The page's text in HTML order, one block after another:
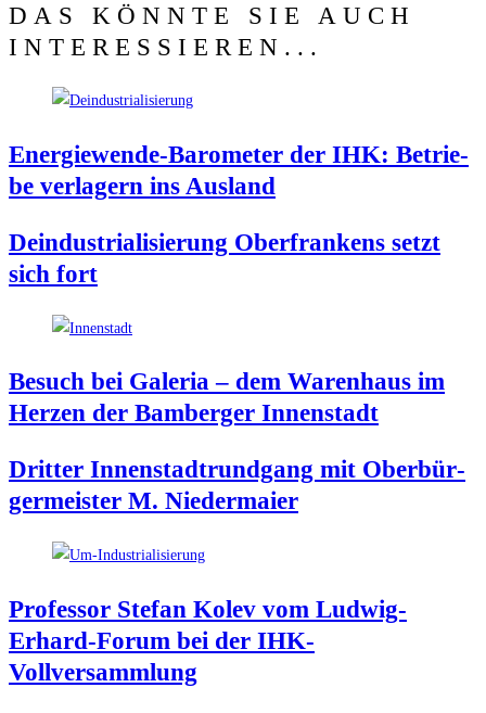
DAS KÖNNTE SIE AUCH
INTERESSIEREN...
Ener­gie­wen­de-Baro­me­ter der IHK: Betrie­
be ver­la­gern ins Ausland
Deindus­tria­li­sie­rung Ober­fran­kens setzt
sich fort
Besuch bei Gale­ria – dem Waren­haus im
Her­zen der Bam­ber­ger Innenstadt
Drit­ter Innen­stadt­rund­gang mit Ober­bür­
ger­meis­ter M. Niedermaier
Pro­fes­sor Ste­fan Kolev vom Lud­wig-
Erhard-Forum bei der IHK-
Vollversammlung